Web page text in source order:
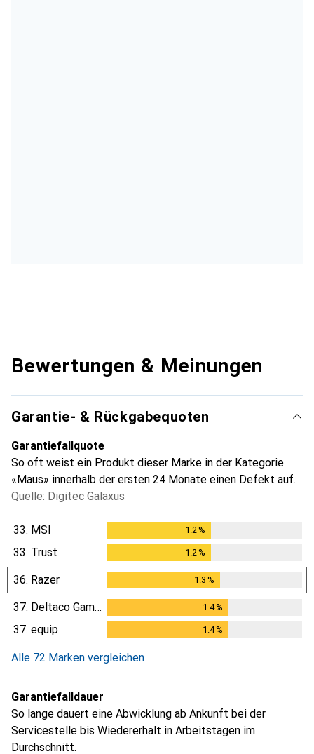
Bewertungen & Meinungen
Garantie- & Rückgabequoten
Garantiefallquote
So oft weist ein Produkt dieser Marke in der Kategorie
«Maus» innerhalb der ersten 24 Monate einen Defekt auf.
Quelle: Digitec Galaxus
33. MSI 1.2 %
33. Trust 1.2 %
36. Razer 1.3 %
37. Deltaco Gaming 1.4%
37. equip 1.4%
Alle 72 Marken vergleichen
Garantiefalldauer
So lange dauert eine Abwicklung ab Ankunft bei der
Servicestelle bis Wiedererhalt in Arbeitstagen im
Durchschnitt.